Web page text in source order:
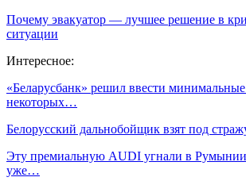
Почему эвакуатор — лучшее решение в
ситуации
Интересное:
«Беларусбанк» решил ввести
некоторых…
Белорусский дальнобойщик взят под
Эту премиальную AUDI угнали в
уже…